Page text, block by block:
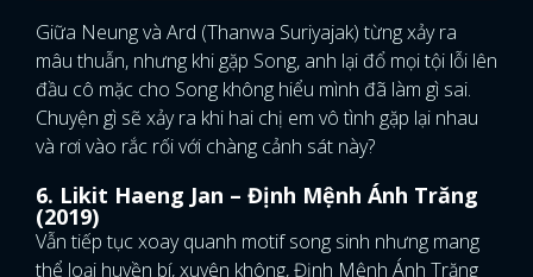
Giữa Neung và Ard (Thanwa Suriyajak) từng xảy ra
mâu thuẫn, nhưng khi gặp Song, anh lại đổ mọi tội lỗi lên
đầu cô mặc cho Song không hiểu mình đã làm gì sai.
Chuyện gì sẽ xảy ra khi hai chị em vô tình gặp lại nhau
và rơi vào rắc rối với chàng cảnh sát này?
6. Likit Haeng Jan – Định Mệnh Ánh Trăng
(2019)
Vẫn tiếp tục xoay quanh motif song sinh nhưng mang
thể loại huyền bí, xuyên không, Định Mệnh Ánh Trăng